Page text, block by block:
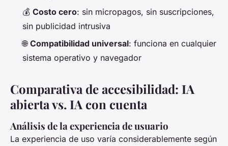
💰 Costo cero: sin micropagos, sin suscripciones,
sin publicidad intrusiva
🌐Compatibilidad universal: funciona en cualquier
sistema operativo y navegador
Comparativa de accesibilidad: IA
abierta vs. IA con cuenta
Análisis de la experiencia de usuario
La experiencia de uso varía considerablemente según